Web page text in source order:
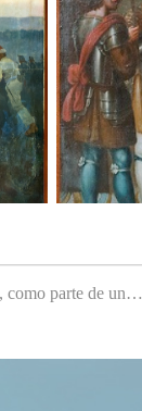
como parte de un…